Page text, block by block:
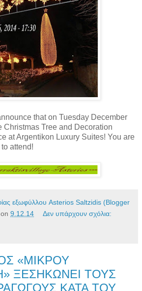
that on Tuesday December
Christmas Tree and Decoration
at Argentikon Luxury Suites! You are
attend!
εξωφύλλου Asterios Saltzidis (Blogger
on 9.12.14 Δεν υπάρχουν σχόλια:
«ΜΙΚΡΟΥ
ΞΕΣΗΚΩΝΕΙ ΤΟΥΣ
ΚΑΤΑ ΤΟΥ